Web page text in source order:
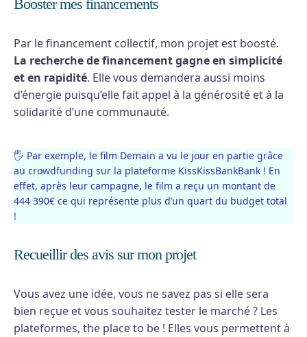
Booster mes financements
Par le financement collectif, mon projet est boosté.
La recherche de financement gagne en simplicité
et en rapidité. Elle vous demandera aussi moins
d’énergie puisqu’elle fait appel à la générosité et à la
solidarité d’une communauté.
🖐 Par exemple, le film Demain a vu le jour en partie grâce
au crowdfunding sur la plateforme KissKissBankBank ! En
effet, après leur campagne, le film a reçu un montant de
444 390€ ce qui représente plus d’un quart du budget total
!
Recueillir des avis sur mon projet
Vous avez une idée, vous ne savez pas si elle sera
bien reçue et vous souhaitez tester le marché ? Les
plateformes, the place to be ! Elles vous permettent à